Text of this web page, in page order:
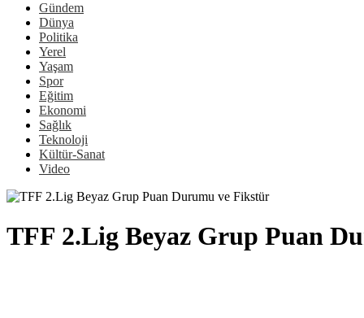
Gündem
Dünya
Politika
Yerel
Yaşam
Spor
Eğitim
Ekonomi
Sağlık
Teknoloji
Kültür-Sanat
Video
TFF 2.Lig Beyaz Grup Puan